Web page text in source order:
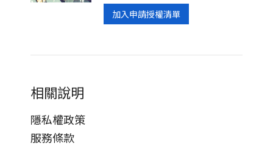
加入申請授權清單
相關說明
隱私權政策
服務條款